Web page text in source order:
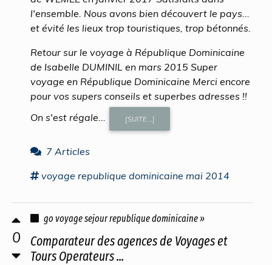
l'ensemble. Nous avons bien découvert le pays...
et évité les lieux trop touristiques, trop bétonnés.
Retour sur le voyage à République Dominicaine
de Isabelle DUMINIL en mars 2015 Super
voyage en République Dominicaine Merci encore
pour vos supers conseils et superbes adresses !!
On s'est régale...
[SUITE...]
7 Articles
voyage republique dominicaine mai 2014
0
go voyage sejour republique dominicaine »
Comparateur des agences de Voyages et
Tours Operateurs ...